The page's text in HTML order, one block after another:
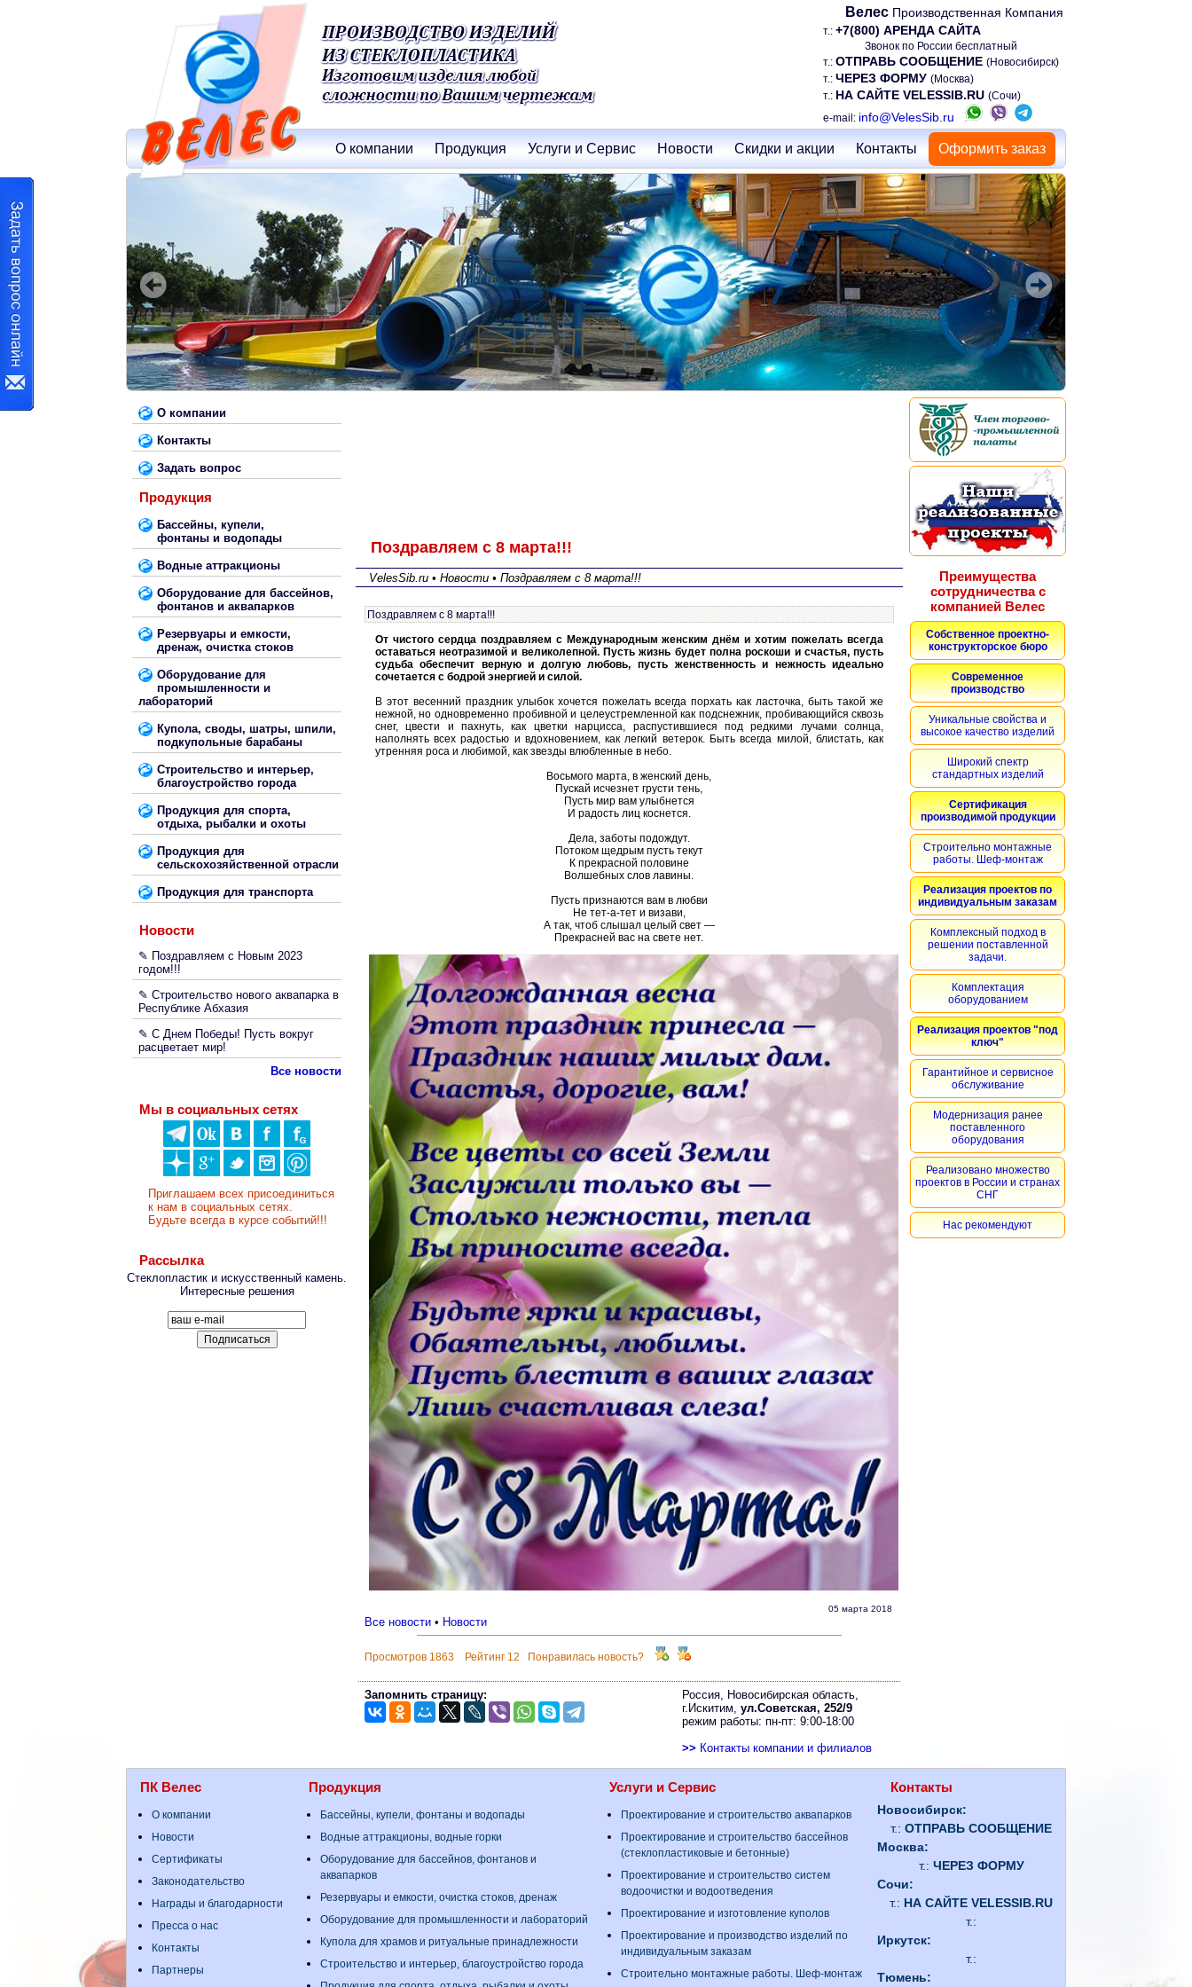
Велес Производственная Компания
т.: +7(800) АРЕНДА САЙТА
Звонок по России бесплатный
т.: ОТПРАВЬ СООБЩЕНИЕ (Новосибирск)
т.: ЧЕРЕЗ ФОРМУ (Москва)
т.: НА САЙТЕ VELESSIB.RU (Сочи)
e-mail: info@VelesSib.ru
О компании Продукция Услуги и Сервис Новости Скидки и акции Контакты Оформить заказ
О компании
Контакты
Задать вопрос
Продукция
Бассейны, купели,
фонтаны и водопады
Водные аттракционы
Оборудование для бассейнов,
фонтанов и аквапарков
Резервуары и емкости,
дренаж, очистка стоков
Оборудование для
промышленности и
лабораторий
Купола, своды, шатры, шпили,
подкупольные барабаны
Строительство и интерьер,
благоустройство города
Продукция для спорта,
отдыха, рыбалки и охоты
Продукция для
сельскохозяйственной отрасли
Продукция для транспорта
Новости
✎ Поздравляем с Новым 2023
годом!!!
✎ Строительство нового аквапарка в
Республике Абхазия
✎ С Днем Победы! Пусть вокруг
расцветает мир!
Все новости
Мы в социальных сетях
Приглашаем всех присоединиться
к нам в социальных сетях.
Будьте всегда в курсе событий!!!
Рассылка
Стеклопластик и искусственный камень.
Интересные решения
Поздравляем с 8 марта!!!
VelesSib.ru • Новости • Поздравляем с 8 марта!!!
Поздравляем с 8 марта!!!
От чистого сердца поздравляем с Международным женским днём и хотим пожелать всегда
оставаться неотразимой и великолепной. Пусть жизнь будет полна роскоши и счастья, пусть
судьба обеспечит верную и долгую любовь, пусть женственность и нежность идеально
сочетается с бодрой энергией и силой.
В этот весенний праздник улыбок хочется пожелать всегда порхать как ласточка, быть такой же
нежной, но одновременно пробивной и целеустремленной как подснежник, пробивающийся сквозь
снег, цвести и пахнуть, как цветки нарцисса, распустившиеся под редкими лучами солнца,
наполнять всех радостью и вдохновением, как легкий ветерок. Быть всегда милой, блистать, как
утренняя роса и любимой, как звезды влюбленные в небо.
Восьмого марта, в женский день,
Пускай исчезнет грусти тень,
Пусть мир вам улыбнется
И радость лиц коснется.
Дела, заботы подождут.
Потоком щедрым пусть текут
К прекрасной половине
Волшебных слов лавины.
Пусть признаются вам в любви
Не тет-а-тет и визави,
А так, чтоб слышал целый свет —
Прекрасней вас на свете нет.
05 марта 2018
Все новости• Новости
Просмотров 1863 Рейтинг 12 Понравилась новость?
Запомнить страницу:
Россия, Новосибирская область,
г.Искитим,ул.Советская, 252/9
режим работы: пн-пт: 9:00-18:00
>> Контакты компании и филиалов
Преимущества
сотрудничества с
компанией Велес
Собственное проектно-
конструкторское бюро
Современное
производство
Уникальные свойства и
высокое качество изделий
Широкий спектр
стандартных изделий
Сертификация
производимой продукции
Строительно монтажные
работы. Шеф-монтаж
Реализация проектов по
индивидуальным заказам
Комплексный подход в
решении поставленной
задачи.
Комплектация
оборудованием
Реализация проектов "под
ключ"
Гарантийное и сервисное
обслуживание
Модернизация ранее
поставленного
оборудования
Реализовано множество
проектов в России и странах
СНГ
Нас рекомендуют
ПК Велес
О компании
Новости
Сертификаты
Законодательство
Награды и благодарности
Пресса о нас
Контакты
Партнеры
Продукция
Бассейны, купели, фонтаны и водопады
Водные аттракционы, водные горки
Оборудование для бассейнов, фонтанов и
аквапарков
Резервуары и емкости, очистка стоков, дренаж
Оборудование для промышленности и лабораторий
Купола для храмов и ритуальные принадлежности
Строительство и интерьер, благоустройство города
Услуги и Сервис
Проектирование и строительство аквапарков
Проектирование и строительство бассейнов
(стеклопластиковые и бетонные)
Проектирование и строительство систем
водоочистки и водоотведения
Проектирование и изготовление куполов
Проектирование и производство изделий по
индивидуальным заказам
Строительно монтажные работы. Шеф-монтаж
Контакты
Новосибирск:
т.:ОТПРАВЬ СООБЩЕНИЕ
Москва:
т.: ЧЕРЕЗ ФОРМУ
Сочи:
т.: НА САЙТЕ VELESSIB.RU
т.:
Иркутск:
т.:
Тюмень: